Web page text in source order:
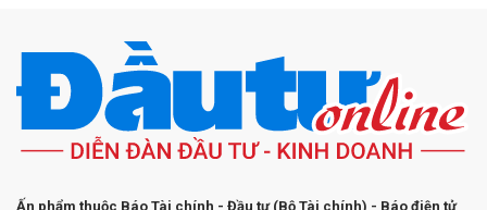
Ấn phẩm thuộc Báo Tài chính - Đầu tư (Bộ Tài chính) - Báo điện tử